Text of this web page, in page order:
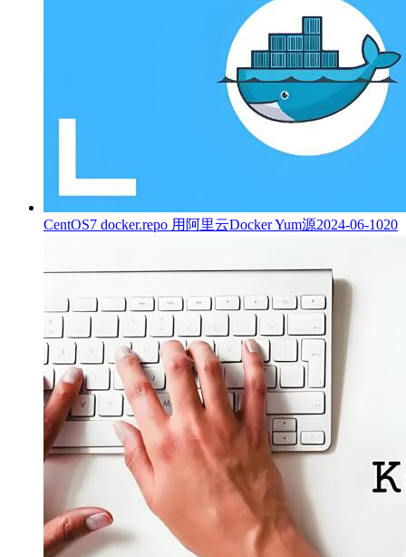
CentOS7 docker.repo 用阿里云Docker Yum源2024-06-1020